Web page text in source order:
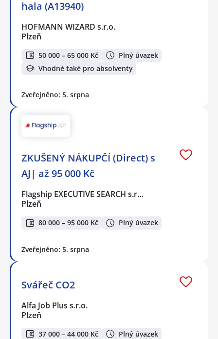
hala (A13940)
HOFMANN WIZARD s.r.o.
Plzeň
50 000 – 65 000 Kč
Plný úvazek
Vhodné také pro absolventy
Zveřejněno: 5. srpna
ZKUŠENÝ NÁKUPČÍ (Direct) s
AJ| až 95 000 Kč
Flagship EXECUTIVE SEARCH s.r…
Plzeň
80 000 – 95 000 Kč Plný úvazek
Zveřejněno: 5. srpna
Svářeč CO2
Alfa Job Plus s.r.o.
Plzeň
37 000 – 44 000 Kč Plný úvazek